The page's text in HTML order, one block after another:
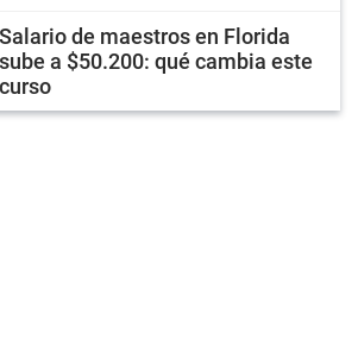
Salario de maestros en Florida
sube a $50.200: qué cambia este
curso